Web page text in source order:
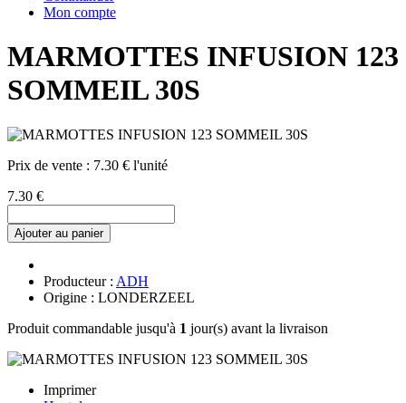
Mon compte
MARMOTTES INFUSION 123
SOMMEIL 30S
Prix de vente : 7.30 € l'unité
7.30 €
Ajouter au panier
Producteur : ADH
Origine : LONDERZEEL
Produit commandable jusqu'à 1 jour(s) avant la livraison
Imprimer